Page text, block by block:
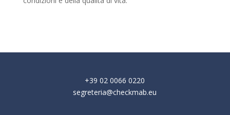
+39 02 0066 0220
segreteria@checkmab.eu